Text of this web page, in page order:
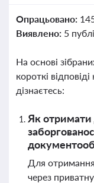
Опрацьовано:
Виявлено: 5
На основі
короткі
дізнаєтесь:
Як отримати
Для
через